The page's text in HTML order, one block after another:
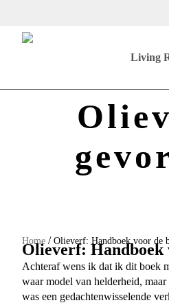
Living
Home / Olieverf: Handboek voor de
Olieverf: Handboek
Achteraf wens ik dat ik dit boek
waar model van helderheid,
was een gedachtenwisselende